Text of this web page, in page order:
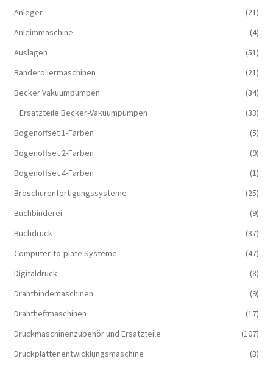
Anleger
(21)
Anleimmaschine
(4)
Auslagen
(51)
Banderoliermaschinen
(21)
Becker Vakuumpumpen
(34)
Ersatzteile Becker-Vakuumpumpen
(33)
Bogenoffset 1-Farben
(5)
Bogenoffset 2-Farben
(9)
Bogenoffset 4-Farben
(1)
Broschürenfertigungssysteme
(25)
Buchbinderei
(9)
Buchdruck
(37)
Computer-to-plate Systeme
(47)
Digitaldruck
(8)
Drahtbindemaschinen
(9)
Drahtheftmaschinen
(17)
Druckmaschinenzubehör und Ersatzteile
(107)
Druckplattenentwicklungsmaschine
(3)